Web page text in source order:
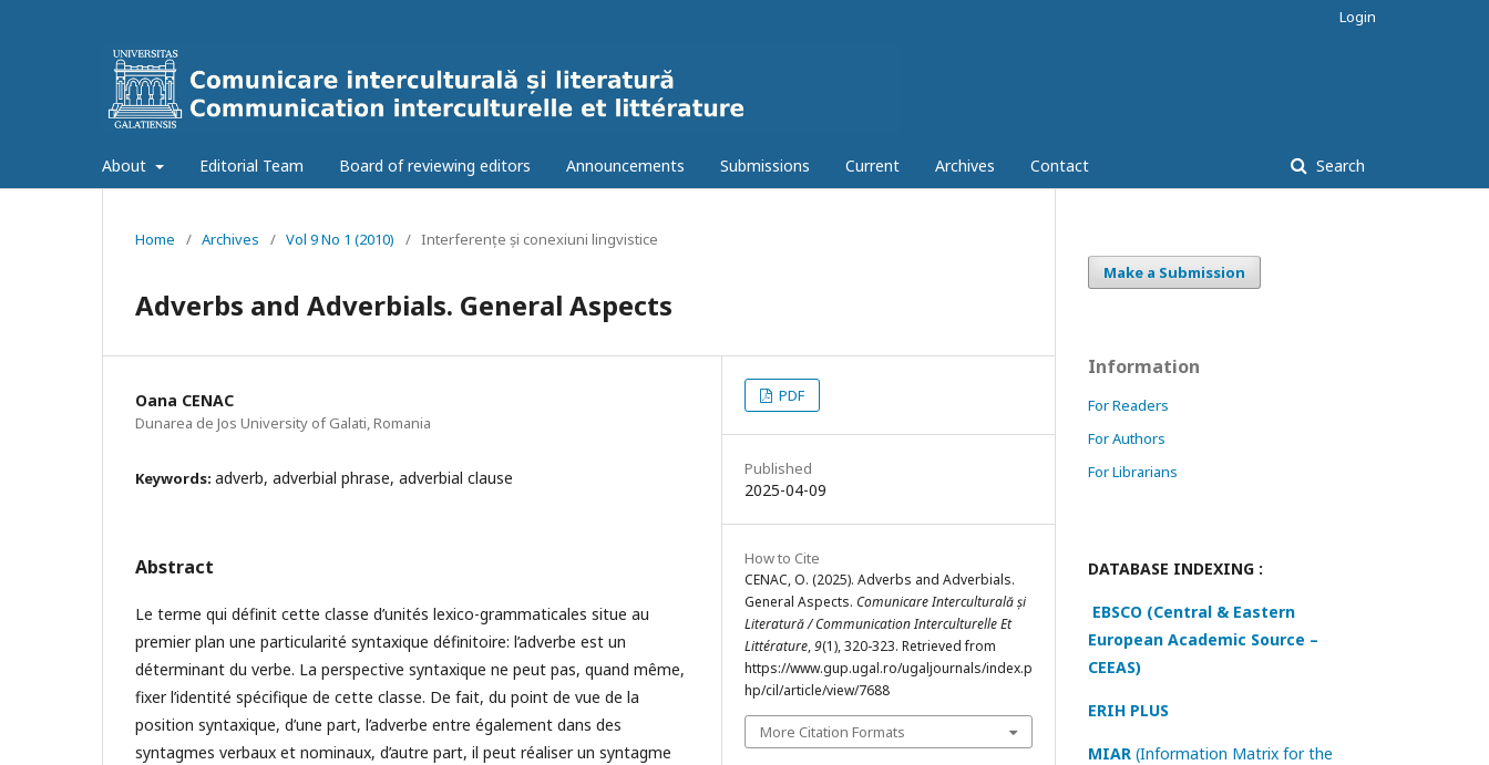
About Editorial Team Board of reviewing editors Announcements Submissions Current Archives Contact Search
Login
Home / Archives / Vol 9 No 1 (2010) / Interferențe și conexiuni lingvistice
Adverbs and Adverbials. General Aspects
Oana CENAC
Dunarea de Jos University of Galati, Romania
Keywords: adverb, adverbial phrase, adverbial clause
Abstract
Le terme qui définit cette classe d’unités lexico-grammaticales situe au
premier plan une particularité syntaxique définitoire: l’adverbe est un
déterminant du verbe. La perspective syntaxique ne peut pas, quand même,
fixer l’identité spécifique de cette classe. De fait, du point de vue de la
position syntaxique, d’une part, l’adverbe entre également dans des
syntagmes verbaux et nominaux, d’autre part, il peut réaliser un syntagme
PDF
Published
2025-04-09
How to Cite
CENAC, O. (2025). Adverbs and Adverbials.
General Aspects. Comunicare Interculturală și
Literatură / Communication Interculturelle Et
Littérature,9(1), 320-323. Retrieved from
https://www.gup.ugal.ro/ugaljournals/index.p
hp/cil/article/view/7688
More Citation Formats
Make a Submission
Information
For Readers
For Authors
For Librarians
DATABASE INDEXING :
EBSCO (Central & Eastern
European Academic Source –
CEEAS)
ERIH PLUS
MIAR (Information Matrix for the